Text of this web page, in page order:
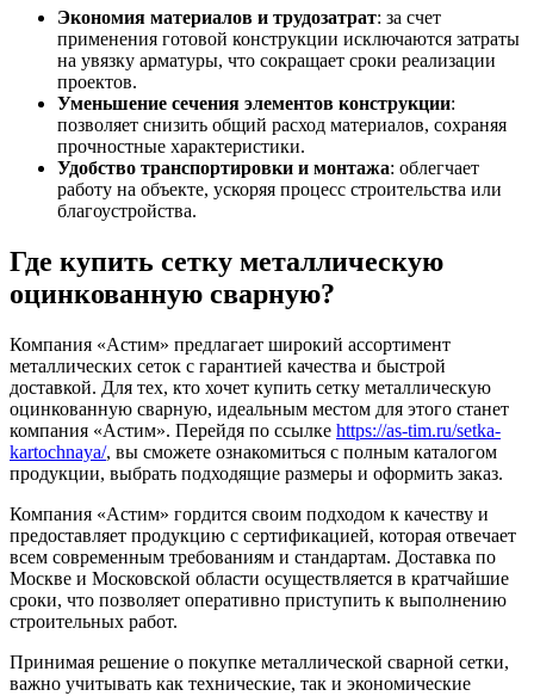
Экономия материалов и трудозатрат: за счет
применения готовой конструкции исключаются затраты
на увязку арматуры, что сокращает сроки реализации
проектов.
Уменьшение сечения элементов конструкции:
позволяет снизить общий расход материалов, сохраняя
прочностные характеристики.
Удобство транспортировки и монтажа: облегчает
работу на объекте, ускоряя процесс строительства или
благоустройства.
Где купить сетку металлическую
оцинкованную сварную?
Компания «Астим» предлагает широкий ассортимент
металлических сеток с гарантией качества и быстрой
доставкой. Для тех, кто хочет купить сетку металлическую
оцинкованную сварную, идеальным местом для этого станет
компания «Астим». Перейдя по ссылке https://as-tim.ru/setka-
kartochnaya/, вы сможете ознакомиться с полным каталогом
продукции, выбрать подходящие размеры и оформить заказ.
Компания «Астим» гордится своим подходом к качеству и
предоставляет продукцию с сертификацией, которая отвечает
всем современным требованиям и стандартам. Доставка по
Москве и Московской области осуществляется в кратчайшие
сроки, что позволяет оперативно приступить к выполнению
строительных работ.
Принимая решение о покупке металлической сварной сетки,
важно учитывать как технические, так и экономические